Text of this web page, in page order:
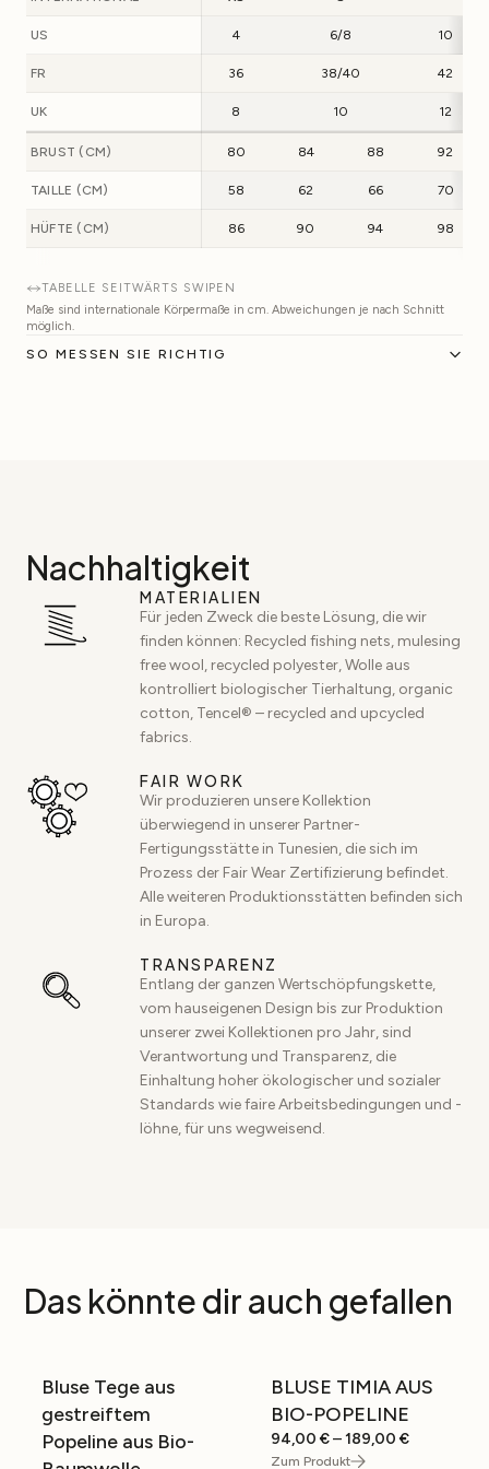
US 4 6/8 10
FR 36 38/40 42
UK 8 10 12
BRUST (CM) 80 84 88 92
TAILLE (CM) 58 62 66 70
HÜFTE (CM) 86 90 94 98
TABELLE SEITWÄRTS SWIPEN
Maße sind internationale Körpermaße in cm. Abweichungen je nach Schnitt
möglich.
SO MESSEN SIE RICHTIG
Nachhaltigkeit
MATERIALIEN
Für jeden Zweck die beste Lösung, die wir
finden können: Recycled fishing nets, mulesing
free wool, recycled polyester, Wolle aus
kontrolliert biologischer Tierhaltung, organic
cotton, Tencel® – recycled and upcycled
fabrics.
FAIR WORK
Wir produzieren unsere Kollektion
überwiegend in unserer Partner-
Fertigungsstätte in Tunesien, die sich im
Prozess der Fair Wear Zertifizierung befindet.
Alle weiteren Produktionsstätten befinden sich
in Europa.
TRANSPARENZ
Entlang der ganzen Wertschöpfungskette,
vom hauseigenen Design bis zur Produktion
unserer zwei Kollektionen pro Jahr, sind
Verantwortung und Transparenz, die
Einhaltung hoher ökologischer und sozialer
Standards wie faire Arbeitsbedingungen und -
löhne, für uns wegweisend.
Das könnte dir auch gefallen
SALE
Bluse Tege aus
gestreiftem
Popeline aus Bio-
SALE
BLUSE TIMIA AUS
BIO-POPELINE
94,00 €–189,00 €
Zum Produkt